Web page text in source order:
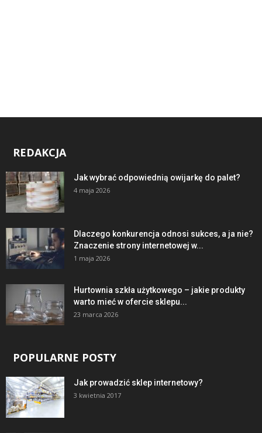
REDAKCJA
Jak wybrać odpowiednią owijarkę do palet?
4 maja 2026
Dlaczego konkurencja odnosi sukces, a ja nie?
Znaczenie strony internetowej w...
1 maja 2026
Hurtownia szkła użytkowego – jakie produkty
warto mieć w ofercie sklepu...
23 marca 2026
POPULARNE POSTY
Jak prowadzić sklep internetowy?
3 kwietnia 2017